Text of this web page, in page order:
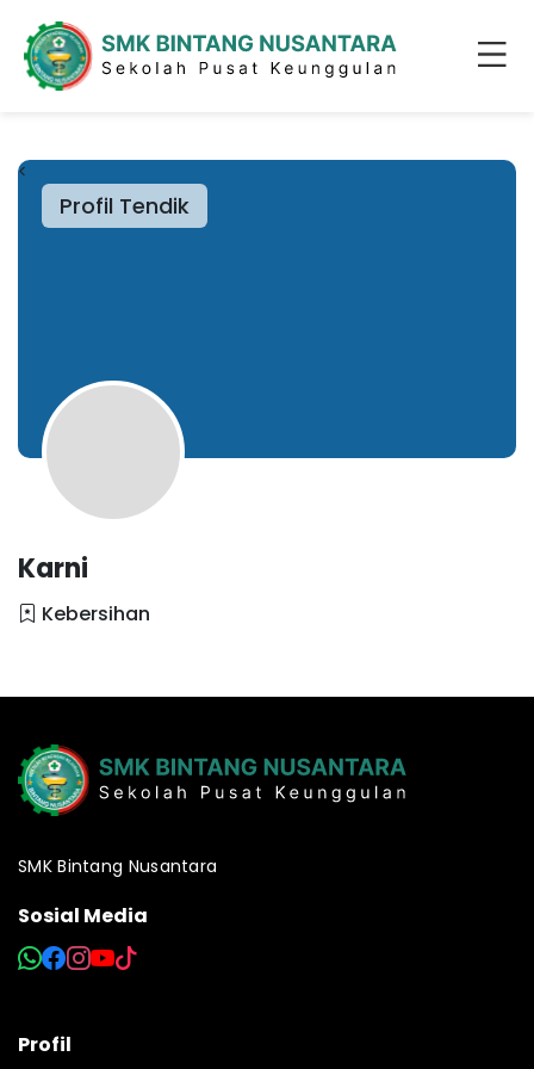
Profil Tendik
<
Karni
Kebersihan
SMK Bintang Nusantara
Sosial Media
Profil